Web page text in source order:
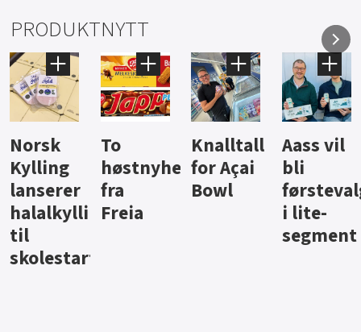
PRODUKTNYTT
Knalltall
for Açai
Bowl
Aass vil
bli
førstevalg
i lite-
Brus og
jus fra
Berentsen
Hard
iste fra
Hansa